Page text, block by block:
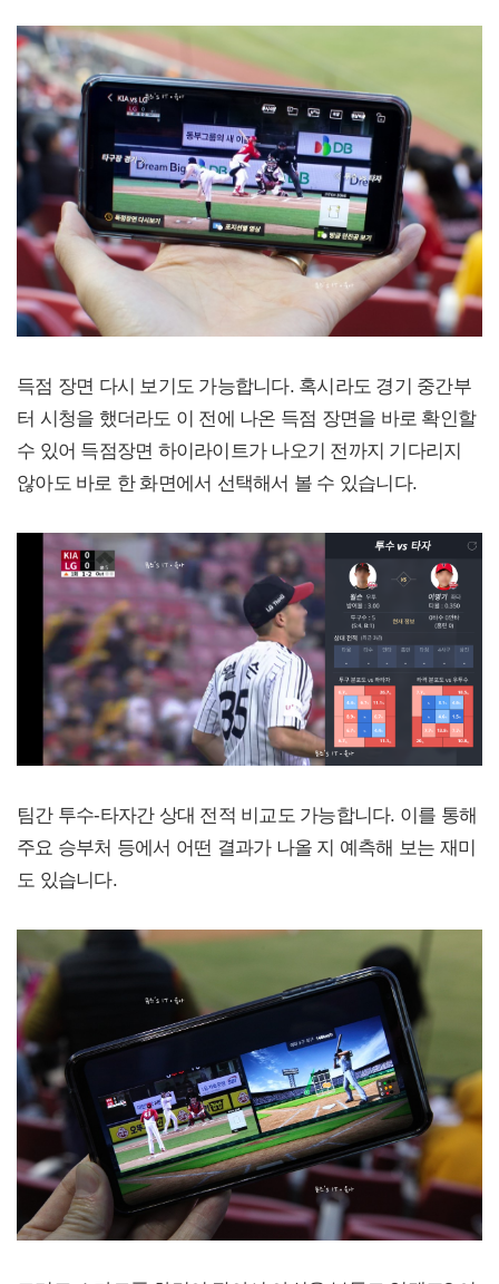
득점 장면 다시 보기도 가능합니다. 혹시라도 경기 중간부
터 시청을 했더라도 이 전에 나온 득점 장면을 바로 확인할
수 있어 득점장면 하이라이트가 나오기 전까지 기다리지
않아도 바로 한 화면에서 선택해서 볼 수 있습니다.
팀간 투수-타자간 상대 전적 비교도 가능합니다. 이를 통해
주요 승부처 등에서 어떤 결과가 나올 지 예측해 보는 재미
도 있습니다.